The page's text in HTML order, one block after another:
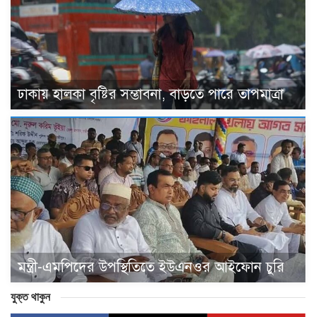
ঢাকায় হালকা বৃষ্টির সম্ভাবনা, বাড়তে পারে তাপমাত্রা
মন্ত্রী-এমপিদের উপস্থিতিতে ইউএনওর আইফোন চুরি
যুক্ত থাকুন